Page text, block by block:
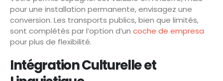
pour une installation permanente, envisagez une
conversion. Les transports publics, bien que limités,
sont complétés par l’option d’un coche de empresa
pour plus de flexibilité.
Intégration Culturelle et